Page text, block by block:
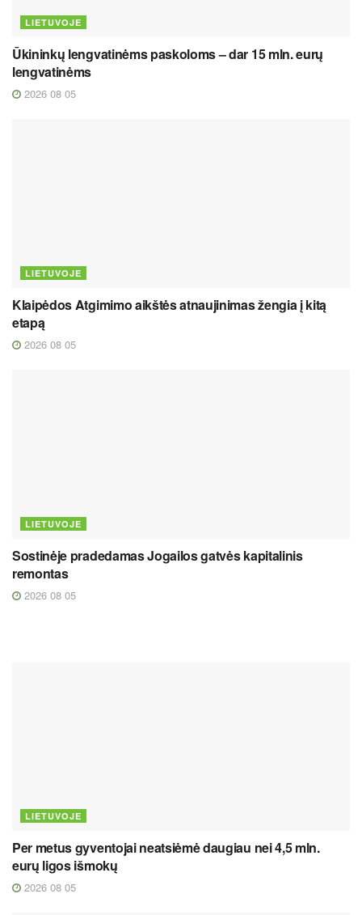
LIETUVOJE
Ūkininkų lengvatinėms paskoloms – dar 15 mln. eurų
lengvatinėms
2026 08 05
LIETUVOJE
Klaipėdos Atgimimo aikštės atnaujinimas žengia į kitą
etapą
2026 08 05
LIETUVOJE
Sostinėje pradedamas Jogailos gatvės kapitalinis
remontas
2026 08 05
LIETUVOJE
Per metus gyventojai neatsiėmė daugiau nei 4,5 mln.
eurų ligos išmokų
2026 08 05